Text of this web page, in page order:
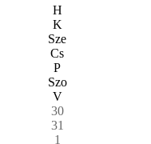
H
K
Sze
Cs
P
Szo
V
30
31
1